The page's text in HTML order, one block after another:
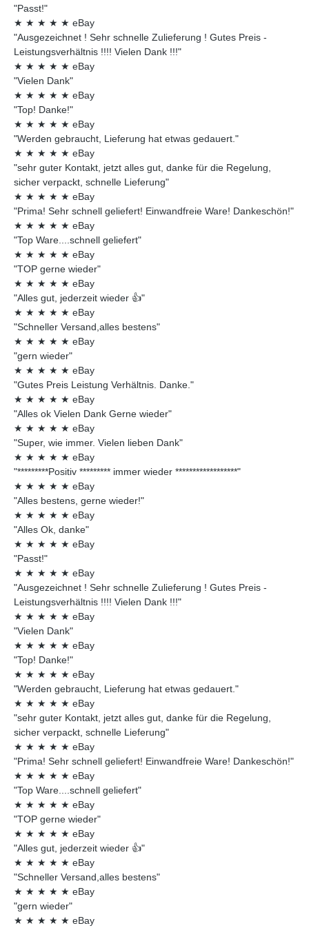
"Passt!"
★ ★ ★ ★ ★ eBay
"Ausgezeichnet ! Sehr schnelle Zulieferung ! Gutes Preis -
Leistungsverhältnis !!!! Vielen Dank !!!"
★ ★ ★ ★ ★ eBay
"Vielen Dank"
★ ★ ★ ★ ★ eBay
"Top! Danke!"
★ ★ ★ ★ ★ eBay
"Werden gebraucht, Lieferung hat etwas gedauert."
★ ★ ★ ★ ★ eBay
"sehr guter Kontakt, jetzt alles gut, danke für die Regelung,
sicher verpackt, schnelle Lieferung"
★ ★ ★ ★ ★ eBay
"Prima! Sehr schnell geliefert! Einwandfreie Ware! Dankeschön!"
★ ★ ★ ★ ★ eBay
"Top Ware....schnell geliefert"
★ ★ ★ ★ ★ eBay
"TOP gerne wieder"
★ ★ ★ ★ ★ eBay
"Alles gut, jederzeit wieder 👍"
★ ★ ★ ★ ★ eBay
"Schneller Versand,alles bestens"
★ ★ ★ ★ ★ eBay
"gern wieder"
★ ★ ★ ★ ★ eBay
"Gutes Preis Leistung Verhältnis. Danke."
★ ★ ★ ★ ★ eBay
"Alles ok Vielen Dank Gerne wieder"
★ ★ ★ ★ ★ eBay
"Super, wie immer. Vielen lieben Dank"
★ ★ ★ ★ ★ eBay
"*********Positiv ********* immer wieder ******************"
★ ★ ★ ★ ★ eBay
"Alles bestens, gerne wieder!"
★ ★ ★ ★ ★ eBay
"Alles Ok, danke"
★ ★ ★ ★ ★ eBay
"Passt!"
★ ★ ★ ★ ★ eBay
"Ausgezeichnet ! Sehr schnelle Zulieferung ! Gutes Preis -
Leistungsverhältnis !!!! Vielen Dank !!!"
★ ★ ★ ★ ★ eBay
"Vielen Dank"
★ ★ ★ ★ ★ eBay
"Top! Danke!"
★ ★ ★ ★ ★ eBay
"Werden gebraucht, Lieferung hat etwas gedauert."
★ ★ ★ ★ ★ eBay
"sehr guter Kontakt, jetzt alles gut, danke für die Regelung,
sicher verpackt, schnelle Lieferung"
★ ★ ★ ★ ★ eBay
"Prima! Sehr schnell geliefert! Einwandfreie Ware! Dankeschön!"
★ ★ ★ ★ ★ eBay
"Top Ware....schnell geliefert"
★ ★ ★ ★ ★ eBay
"TOP gerne wieder"
★ ★ ★ ★ ★ eBay
"Alles gut, jederzeit wieder 👍"
★ ★ ★ ★ ★ eBay
"Schneller Versand,alles bestens"
★ ★ ★ ★ ★ eBay
"gern wieder"
★ ★ ★ ★ ★ eBay